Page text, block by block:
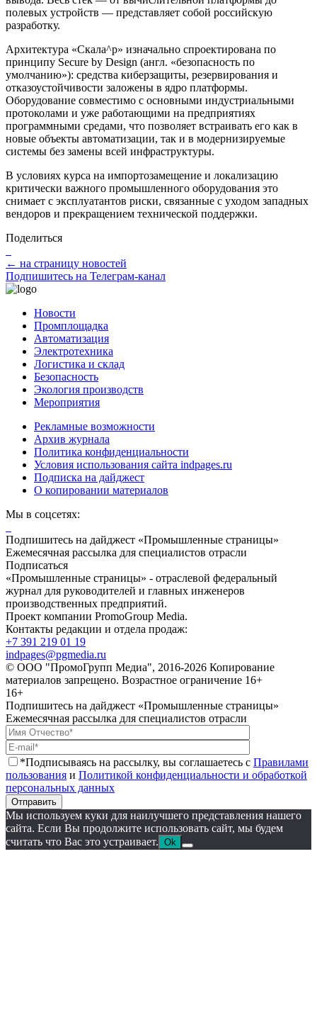
полевых устройств — представляет собой российскую
разработку.
Архитектура «Скала^р» изначально спроектирована по
принципу Secure by Design (англ. «безопасность по
умолчанию»): средства киберзащиты, резервирования и
отказоустойчивости заложены в ядро платформы.
Оборудование совместимо с основными индустриальными
протоколами и уже работающими на предприятиях
программными средами, что позволяет встраивать его как в
новые объекты автоматизации, так и в модернизируемые
системы без замены всей инфраструктуры.
В условиях курса на импортозамещение и локализацию
критически важного промышленного оборудования это
снимает с эксплуатантов риски, связанные с уходом западных
вендоров и прекращением технической поддержки.
Поделиться
← на страницу новостей
Подпишитесь на Телеграм-канал
Новости
Промплощадка
Автоматизация
Электротехника
Логистика и склад
Безопасность
Экология производств
Мероприятия
Рекламные возможности
Архив журнала
Политика конфиденциальности
Условия использования сайта indpages.ru
Подписка на дайджест
О копировании материалов
Мы в соцсетях:
Подпишитесь на дайджест «Промышленные страницы»
Ежемесячная рассылка для специалистов отрасли
Подписаться
«Промышленные страницы» - отраслевой федеральный
журнал для руководителей и главных инженеров
производственных предприятий.
Проект компании PromoGroup Media.
Контакты редакции и отдела продаж:
+7 391 219 01 19
indpages@pgmedia.ru
© ООО "ПромоГрупп Медиа", 2016-2026 Копирование
материалов запрещено. Возрастное ограничение 16+
16+
Подпишитесь на дайджест «Промышленные страницы»
Ежемесячная рассылка для специалистов отрасли
*Подписываясь на рассылку, вы соглашаетесь с Правилами
пользования и Политикой конфиденциальности и обработкой
персональных данных
Отправить
Мы используем куки для наилучшего представления нашего
сайта. Если Вы продолжите использовать сайт, мы будем
считать что Вас это устраивает. Ok